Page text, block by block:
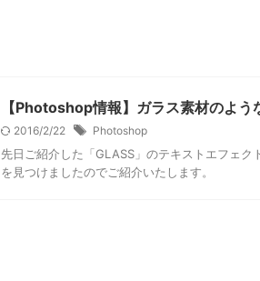
【Photoshop情報】ガラス素材のよ
2016/2/22 Photoshop
先日ご紹介した「GLASS」のテキストエフェク
を見つけましたのでご紹介いたします。